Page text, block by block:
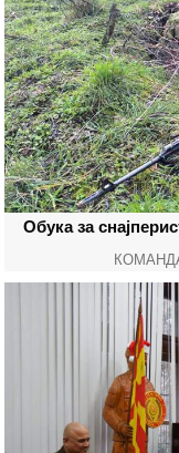
Обука за